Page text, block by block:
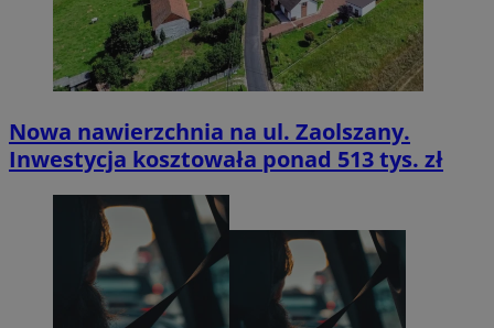
Nowa nawierzchnia na ul. Zaolszany.
Inwestycja kosztowała ponad 513 tys. zł